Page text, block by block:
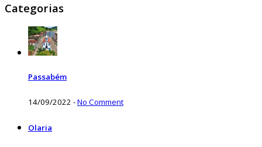
Categorias
Passabém
14/09/2022 -No Comment
Olaria